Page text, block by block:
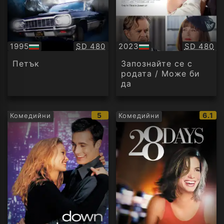
1995
БГ
аудио
Качество:
SD 480
Петък
2023
БГ
аудио
SD 480
Запознайте се с
родата / Може би
да
Комедийни
IMDb
рейтинг:
5 Комедийни
IMDb
6.1